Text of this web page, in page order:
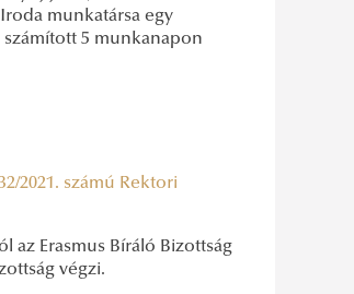
munkatársa egy
5 munkanapon
2021. számú Rektori
az Erasmus Bíráló Bizottság
végzi.